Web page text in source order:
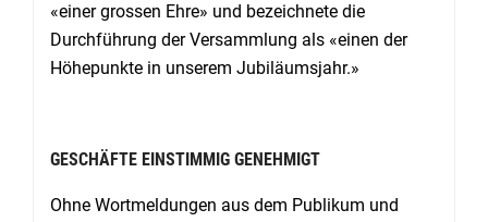
«einer grossen Ehre» und bezeichnete die
Durchführung der Versammlung als «einen der
Höhepunkte in unserem Jubiläumsjahr.»
GESCHÄFTE EINSTIMMIG GENEHMIGT
Ohne Wortmeldungen aus dem Publikum und